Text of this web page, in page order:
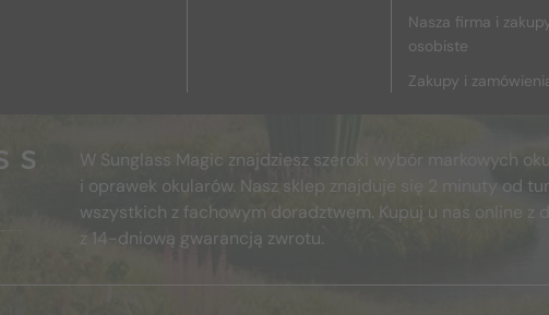
Nasza firma i
osobiste
Zakupy i
W Sunglass Magic znajdziesz szeroki wybór markowych
i oprawek okularów. Nasz sklep znajduje się 2 minuty od
wszystkich z fachowym doradztwem. Kupuj u nas online z
z 14-dniową gwarancją zwrotu.